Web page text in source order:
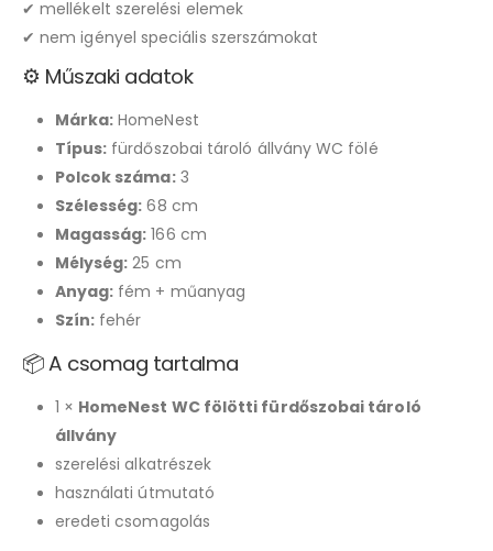
✔ mellékelt szerelési elemek
✔ nem igényel speciális szerszámokat
⚙️ Műszaki adatok
Márka: HomeNest
Típus: fürdőszobai tároló állvány WC fölé
Polcok száma:3
Szélesség: 68 cm
Magasság: 166 cm
Mélység: 25 cm
Anyag: fém + műanyag
Szín: fehér
📦 A csomag tartalma
1 × HomeNest WC fölötti fürdőszobai tároló
állvány
szerelési alkatrészek
használati útmutató
eredeti csomagolás